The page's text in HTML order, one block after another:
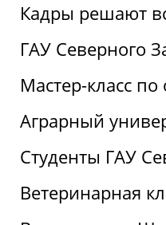
Кадры решают
ГАУ Северного
Мастер-класс
Аграрный
Студенты ГАУ
Ветеринарная